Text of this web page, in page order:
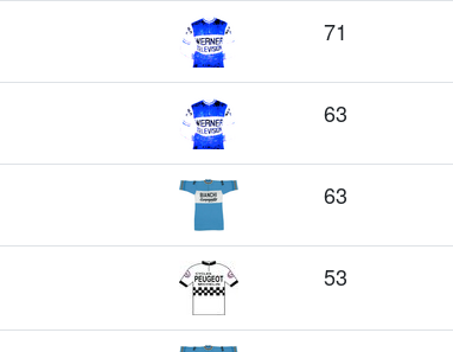
71
63
63
53